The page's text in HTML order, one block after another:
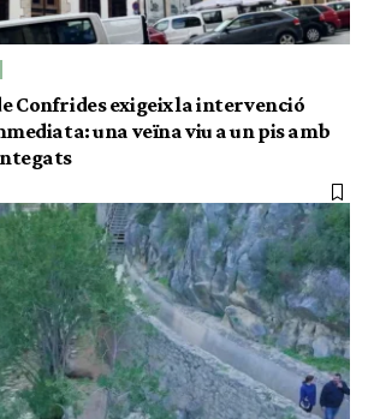
Confrides exigeix la intervenció
una veïna viu a un pis amb